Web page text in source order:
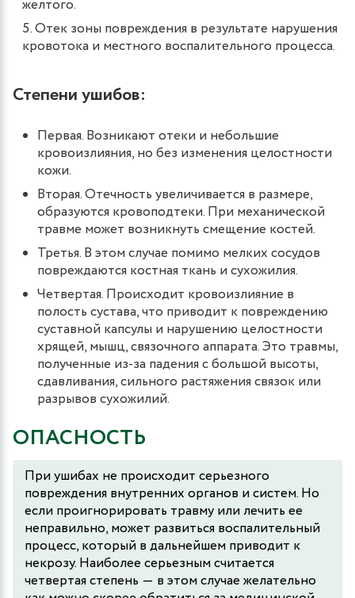
желтого.
Отек зоны повреждения в результате нарушения
кровотока и местного воспалительного процесса.
Степени ушибов:
Первая. Возникают отеки и небольшие
кровоизлияния, но без изменения целостности
кожи.
Вторая. Отечность увеличивается в размере,
образуются кровоподтеки. При механической
травме может возникнуть смещение костей.
Третья. В этом случае помимо мелких сосудов
повреждаются костная ткань и сухожилия.
Четвертая. Происходит кровоизлияние в
полость сустава, что приводит к повреждению
суставной капсулы и нарушению целостности
хрящей, мышц, связочного аппарата. Это травмы,
полученные из-за падения с большой высоты,
сдавливания, сильного растяжения связок или
разрывов сухожилий.
ОПАСНОСТЬ
При ушибах не происходит серьезного
повреждения внутренних органов и систем. Но
если проигнорировать травму или лечить ее
неправильно, может развиться воспалительный
процесс, который в дальнейшем приводит к
некрозу. Наиболее серьезным считается
четвертая степень ― в этом случае желательно